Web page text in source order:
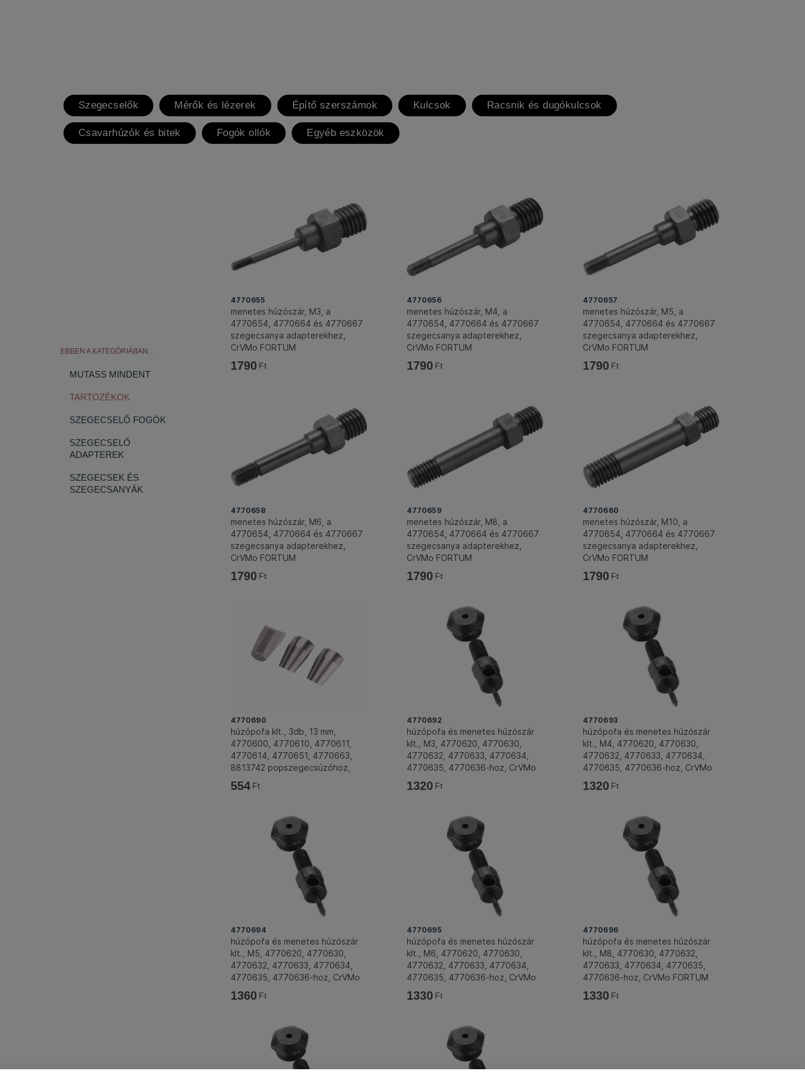
Szegecselők Mérők és lézerek Építő szerszámok Kulcsok Racsnik és dugókulcsok
Csavarhúzók és bitek Fogók ollók Egyéb eszközök
EBBEN A KATEGÓRIÁBAN…
MUTASS MINDENT
TARTOZÉKOK
SZEGECSELŐ FOGÓK
SZEGECSELŐ
ADAPTEREK
SZEGECSEK ÉS
SZEGECSANYÁK
4770655
menetes húzószár, M3, a
4770654, 4770664 és 4770667
szegecsanya adapterekhez,
CrVMo FORTUM
1790 Ft
4770656
menetes húzószár, M4, a
4770654, 4770664 és 4770667
szegecsanya adapterekhez,
CrVMo FORTUM
1790 Ft
4770657
menetes húzószár, M5, a
4770654, 4770664 és 4770667
szegecsanya adapterekhez,
CrVMo FORTUM
1790 Ft
4770658
menetes húzószár, M6, a
4770654, 4770664 és 4770667
szegecsanya adapterekhez,
CrVMo FORTUM
1790 Ft
4770659
menetes húzószár, M8, a
4770654, 4770664 és 4770667
szegecsanya adapterekhez,
CrVMo FORTUM
1790 Ft
4770660
menetes húzószár, M10, a
4770654, 4770664 és 4770667
szegecsanya adapterekhez,
CrVMo FORTUM
1790 Ft
4770690
húzópofa klt., 3db, 13 mm,
4770600, 4770610, 4770611,
4770614, 4770651, 4770663,
8813742 popszegecsúzóhoz,
CrVMo, FORTUM
554 Ft
4770692
húzópofa és menetes húzószár
klt., M3, 4770620, 4770630,
4770632, 4770633, 4770634,
4770635, 4770636-hoz, CrVMo
FORTUM
1320 Ft
4770693
húzópofa és menetes húzószár
klt., M4, 4770620, 4770630,
4770632, 4770633, 4770634,
4770635, 4770636-hoz, CrVMo
FORTUM
1320 Ft
4770694
húzópofa és menetes húzószár
klt., M5, 4770620, 4770630,
4770632, 4770633, 4770634,
4770635, 4770636-hoz, CrVMo
FORTUM
1360 Ft
4770695
húzópofa és menetes húzószár
klt., M6, 4770620, 4770630,
4770632, 4770633, 4770634,
4770635, 4770636-hoz, CrVMo
FORTUM
1330 Ft
4770696
húzópofa és menetes húzószár
klt., M8, 4770630, 4770632,
4770633, 4770634, 4770635,
4770636-hoz, CrVMo FORTUM
1330 Ft